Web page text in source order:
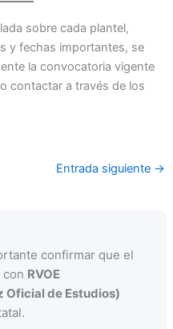
sobre cada plantel,
y fechas importantes, se
la convocatoria vigente
contactar a través de los
Entrada siguiente →
confirmar que el
con RVOE
Oficial de Estudios)